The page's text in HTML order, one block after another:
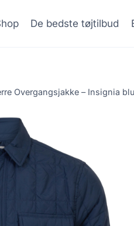
De bedste tøjtilbud
Overgangsjakke – Insignia